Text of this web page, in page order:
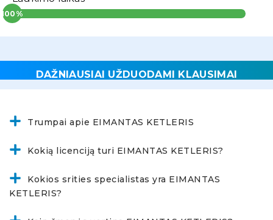
DAŽNIAUSIAI UŽDUODAMI KLAUSIMAI
Trumpai apie EIMANTAS KETLERIS
Kokią licenciją turi EIMANTAS KETLERIS?
Kokios srities specialistas yra EIMANTAS
KETLERIS?